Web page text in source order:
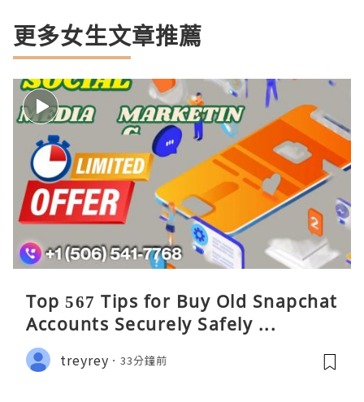
更多女生文章推薦
Top 567 Tips for Buy Old Snapchat
Accounts Securely Safely ...
treyrey 33分鐘前